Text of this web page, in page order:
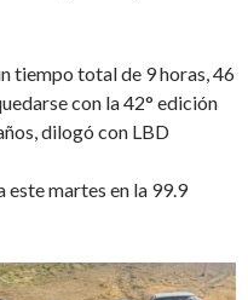
tiempo total de 9 horas, 46
con la 42° edición
dilogó con LBD
martes en la 99.9